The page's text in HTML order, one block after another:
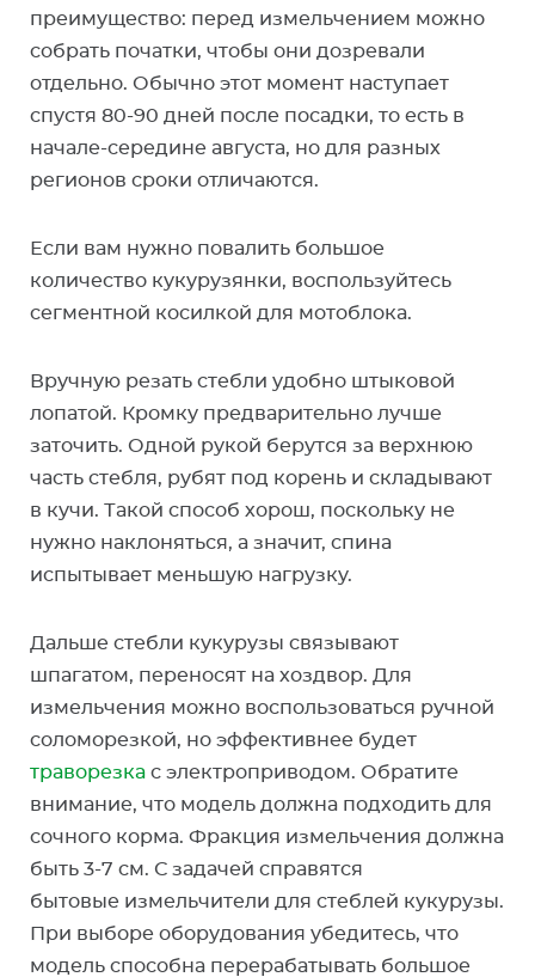
преимущество: перед измельчением можно
собрать початки, чтобы они дозревали
отдельно. Обычно этот момент наступает
спустя 80-90 дней после посадки, то есть в
начале-середине августа, но для разных
регионов сроки отличаются.
Если вам нужно повалить большое
количество кукурузянки, воспользуйтесь
сегментной косилкой для мотоблока.
Вручную резать стебли удобно штыковой
лопатой. Кромку предварительно лучше
заточить. Одной рукой берутся за верхнюю
часть стебля, рубят под корень и складывают
в кучи. Такой способ хорош, поскольку не
нужно наклоняться, а значит, спина
испытывает меньшую нагрузку.
Дальше стебли кукурузы связывают
шпагатом, переносят на хоздвор. Для
измельчения можно воспользоваться ручной
соломорезкой, но эффективнее будет
траворезка с электроприводом. Обратите
внимание, что модель должна подходить для
сочного корма. Фракция измельчения должна
быть 3-7 см. С задачей справятся
бытовые измельчители для стеблей кукурузы.
При выборе оборудования убедитесь, что
модель способна перерабатывать большое